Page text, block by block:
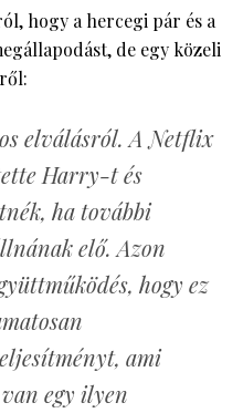
hogy a hercegi pár és a
de egy közeli
elválásról. A Netflix
Harry-t és
ha további
elő. Azon
hogy ez
ami
egy ilyen